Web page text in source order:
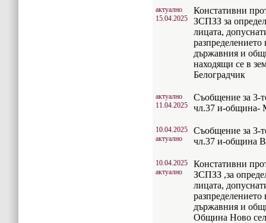
актуално
15.04.2025
Констативни
ЗСПЗЗ за
лицата,
държавния и
находящи се в
Белоградчик
актуално
11.04.2025
Съобщение за 3-
чл.37 и-община-
10.04.2025
актуално
Съобщение за 3-
чл.37 и-община
10.04.2025
актуално
Констативни
ЗСПЗЗ ,за
лицата,
държавния и
Община Ново